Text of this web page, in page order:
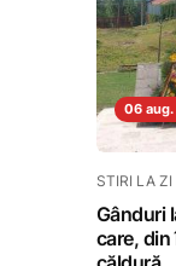
06
STIRI LA ZI
Gânduri
care,